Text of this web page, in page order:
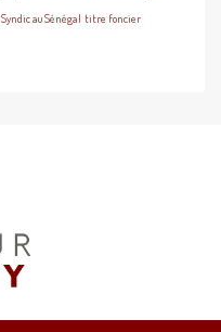
Syndic au Sénégal titre foncier